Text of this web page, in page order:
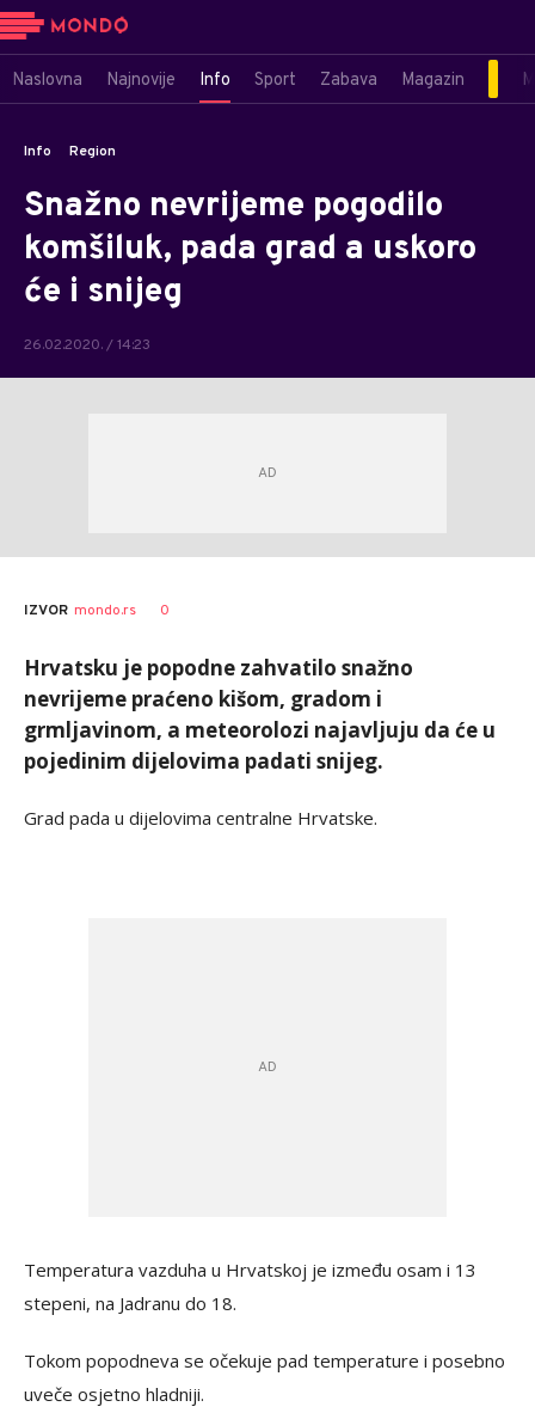
Naslovna Najnovije Info Sport Zabava Magazin
Info Region
Snažno nevrijeme pogodilo
komšiluk, pada grad a uskoro
će i snijeg
26.02.2020. / 14:23
AUTOR Tanjug
IZVOR mondo.rs 0
Hrvatsku je popodne zahvatilo snažno
nevrijeme praćeno kišom, gradom i
grmljavinom, a meteorolozi najavljuju da će u
pojedinim dijelovima padati snijeg.
Grad pada u dijelovima centralne Hrvatske.
Temperatura vazduha u Hrvatskoj je između osam i 13
stepeni, na Jadranu do 18.
Tokom popodneva se očekuje pad temperature i posebno
uveče osjetno hladniji.